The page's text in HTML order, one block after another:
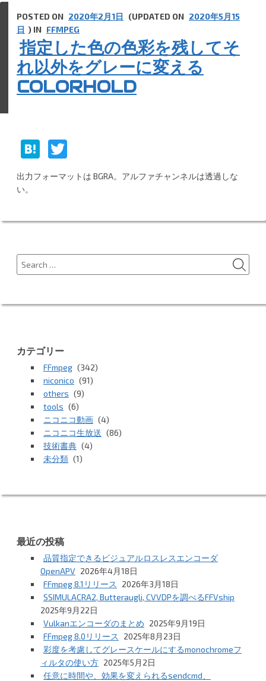
指定した色の色彩を残してそ
れ以外をグレーに変える
COLORHOLD
POSTED ON 2020年2月1日 (UPDATED ON 2020年5月15
日 ) IN FFMPEG
H
at
e
a
w
itt
出力フォーマットは BGRA。アルファチャンネルは透過しな
い。
Search
for:
カテゴリー
FFmpeg (342)
niconico (91)
others (9)
tools (6)
ニコニコ動画 (4)
ニコニコ生放送 (86)
技術書典 (4)
未分類 (1)
最近の投稿
品質指定できるビジュアルロスレスエンコーダ
OpenAPV 2026年4月18日
FFmpeg 8.1リリース
2026年3月18日
SSIMULACRA2, Butteraugli, CVVDPを調べるFFVship
2025年9月22日
Vulkanエンコーダのまとめ 2025年9月19日
FFmpeg 8.0リリース
2025年8月23日
彩度を考慮してグレースケールにするmonochromeフ
ィルタの使い方 2025年5月2日
任意に時間や、効果を変えられるsendcmd、